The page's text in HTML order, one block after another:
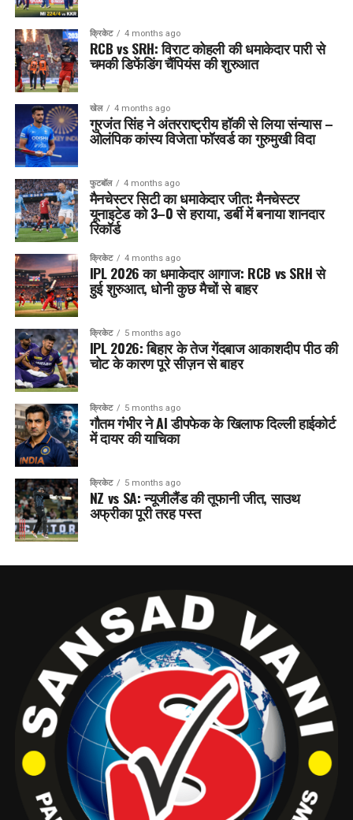
क्रिकेट 4 months ago
RCB vs SRH: विराट कोहली की धमाकेदार पारी से
चमकी डिफेंडिंग चैंपियंस की शुरुआत
खेल 4 months ago
गुरजंत सिंह ने अंतरराष्ट्रीय हॉकी से लिया संन्यास –
ओलंपिक कांस्य विजेता फॉरवर्ड का गुरुमुखी विदा
फुटबॉल 4 months ago
मैनचेस्टर सिटी का धमाकेदार जीत: मैनचेस्टर
यूनाइटेड को 3–0 से हराया, डर्बी में बनाया शानदार
रिकॉर्ड
क्रिकेट 4 months ago
IPL 2026 का धमाकेदार आगाज: RCB vs SRH से
हुई शुरुआत, धोनी कुछ मैचों से बाहर
क्रिकेट 5 months ago
IPL 2026: बिहार के तेज गेंदबाज आकाशदीप पीठ की
चोट के कारण पूरे सीज़न से बाहर
क्रिकेट 5 months ago
गौतम गंभीर ने AI डीपफेक के खिलाफ दिल्ली हाईकोर्ट
में दायर की याचिका
क्रिकेट 5 months ago
NZ vs SA: न्यूजीलैंड की तूफानी जीत, साउथ
अफ्रीका पूरी तरह पस्त